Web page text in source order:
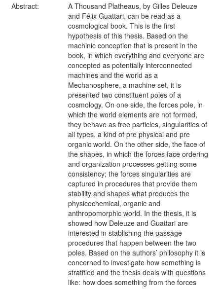
Abstract:
A Thousand Platheaus, by Gilles Deleuze
and Félix Guattari, can be read as a
cosmological book. This is the first
hypothesis of this thesis. Based on the
machinic conception that is present in the
book, in which everything and everyone are
concepted as potentially interconnected
machines and the world as a
Mechanosphere, a machine set, it is
presented two constituent poles of a
cosmology. On one side, the forces pole, in
which the world elements are not formed,
they behave as free particles, singularities of
all types, a kind of pre physical and pre
organic world. On the other side, the face of
the shapes, in which the forces face ordering
and organization processes getting some
consistency; the forces singularities are
captured in procedures that provide them
stability and shapes what produces the
physicochemical, organic and
anthropomorphic world. In the thesis, it is
showed how Deleuze and Guattari are
interested in stablishing the passage
procedures that happen between the two
poles. Based on the authors’ philosophy it is
concerned to investigate how something is
stratified and the thesis deals with questions
like: how does something from the forces